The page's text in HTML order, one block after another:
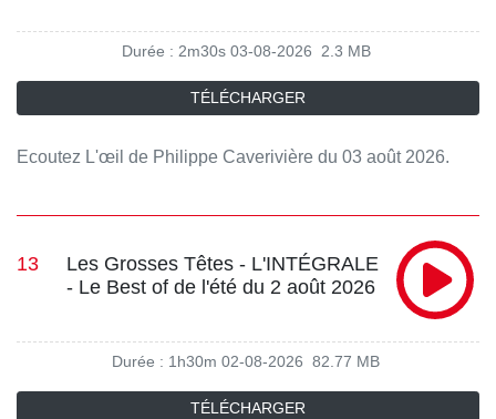
Durée : 2m30s 03-08-2026 2.3 MB
TÉLÉCHARGER
Ecoutez L'œil de Philippe Caverivière du 03 août 2026.
13
Les Grosses Têtes - L'INTÉGRALE
- Le Best of de l'été du 2 août 2026
Durée : 1h30m 02-08-2026 82.77 MB
TÉLÉCHARGER